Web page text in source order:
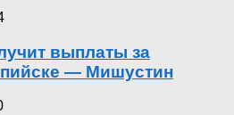
выплаты за
— Мишустин